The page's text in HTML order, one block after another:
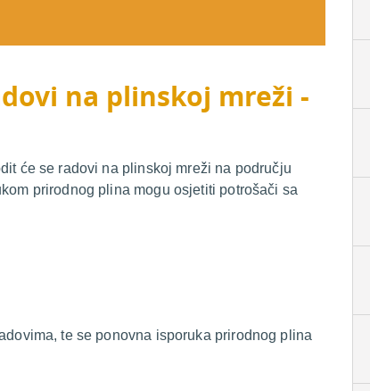
na plinskoj mreži -
će se radovi na plinskoj mreži na području
prirodnog plina mogu osjetiti potrošači sa
te se ponovna isporuka prirodnog plina